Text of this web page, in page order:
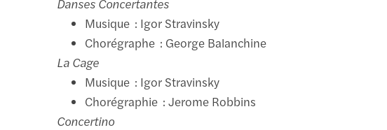
Danses Concertantes
Musique : Igor Stravinsky
Chorégraphe : George Balanchine
La Cage
Musique : Igor Stravinsky
Chorégraphie : Jerome Robbins
Concertino